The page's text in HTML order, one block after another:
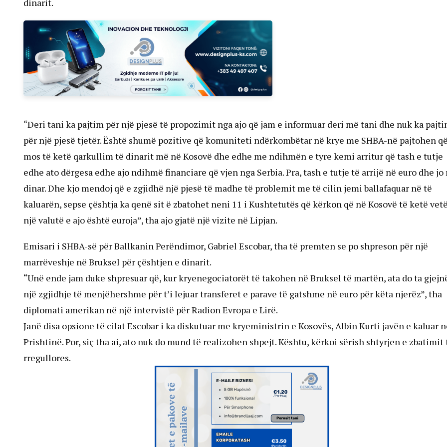
dinarit.
“Deri tani ka pajtim për një pjesë të propozimit nga ajo që jam e informuar deri më tani dhe nuk ka
për një pjesë tjetër. Është shumë pozitive që komuniteti ndërkombëtar në krye me SHBA-në pajtohen
mos të ketë qarkullim të dinarit më në Kosovë dhe edhe me ndihmën e tyre kemi arritur që tash e tutje
edhe ato dërgesa edhe ajo ndihmë financiare që vjen nga Serbia. Pra, tash e tutje të arrijë në euro dhe jo
dinar. Dhe kjo mendoj që e zgjidhë një pjesë të madhe të problemit me të cilin jemi ballafaquar në të
kaluarën, sepse çështja ka qenë sit ë zbatohet neni 11 i Kushtetutës që kërkon që në Kosovë të ketë
një valutë e ajo është euroja”, tha ajo gjatë një vizite në Lipjan.
Emisari i SHBA-së për Ballkanin Perëndimor, Gabriel Escobar, tha të premten se po shpreson për një
marrëveshje në Bruksel për çështjen e dinarit.
“Unë ende jam duke shpresuar që, kur kryenegociatorët të takohen në Bruksel të martën, ata do ta
një zgjidhje të menjëhershme për t’i lejuar transferet e parave të gatshme në euro për këta njerëz”, tha
diplomati amerikan në një intervistë për Radion Evropa e Lirë.
Janë disa opsione të cilat Escobar i ka diskutuar me kryeministrin e Kosovës, Albin Kurti javën e kaluar
Prishtinë. Por, siç tha ai, ato nuk do mund të realizohen shpejt. Kështu, kërkoi sërish shtyrjen e zbatimit
rregullores.